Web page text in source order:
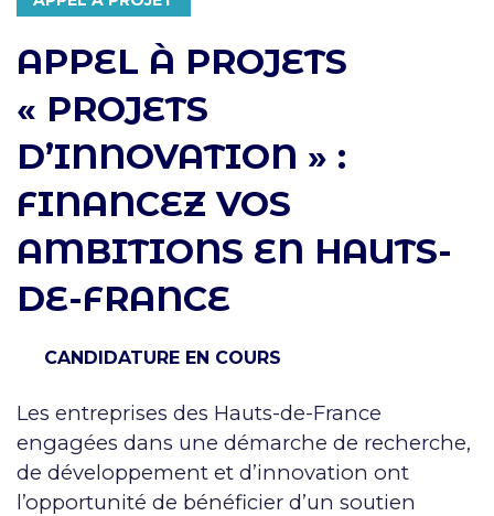
APPEL À PROJETS
« PROJETS
D’INNOVATION » :
FINANCEZ VOS
AMBITIONS EN HAUTS-
DE-FRANCE
CANDIDATURE EN COURS
Les entreprises des Hauts-de-France
engagées dans une démarche de recherche,
de développement et d’innovation ont
l’opportunité de bénéficier d’un soutien